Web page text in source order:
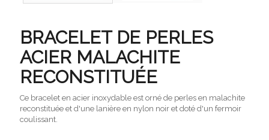
BRACELET DE PERLES
ACIER MALACHITE
RECONSTITUÉE
Ce bracelet en acier inoxydable est orné de perles en malachite
reconstituée et d'une lanière en nylon noir et doté d'un fermoir
coulissant.